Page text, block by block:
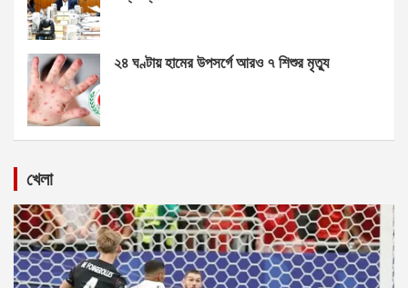
২৪ ঘণ্টায় হামের উপসর্গে আরও ৭ শিশুর মৃত্যু
খেলা